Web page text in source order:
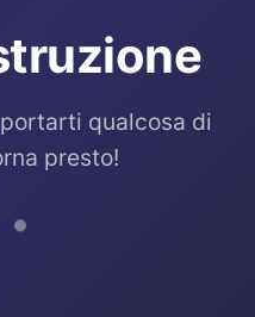
qualcosa di
presto!